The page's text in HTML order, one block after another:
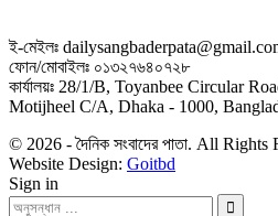
ই-মেইলঃ
ফোন/মোবাইলঃ ০১৩২৭৬৪০৭২৮
কার্যালয়ঃ 28/1/B, Toyanbee Circular
Motijheel C/A, Dhaka - 1000,
© 2026 - দৈনিক সংবাদের পাতা. All Rights
Website Design: Goitbd
Sign in